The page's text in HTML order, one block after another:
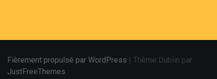
Fièrement propulsé par WordPress | Thème Dublin par
JustFreeThemes.